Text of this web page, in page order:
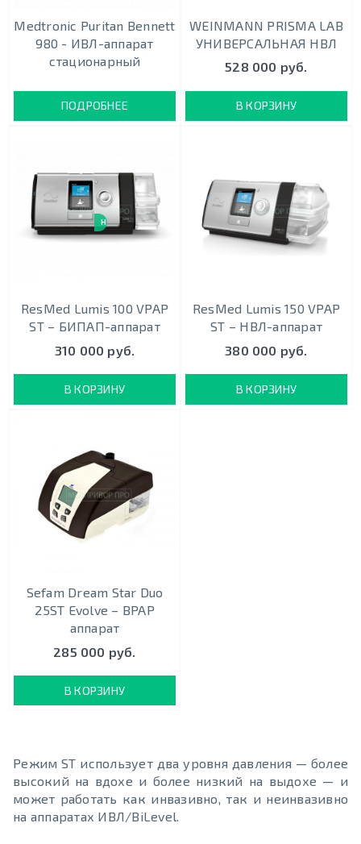
Medtronic Puritan Bennett
980 - ИВЛ-аппарат
стационарный
ПОДРОБНЕЕ
WEINMANN PRISMA LAB
УНИВЕРСАЛЬНАЯ НВЛ
528 000 руб.
В КОРЗИНУ
НОВИНКА
ResMed Lumis 100 VPAP
ST – БИПАП-аппарат
310 000 руб.
В КОРЗИНУ
ResMed Lumis 150 VPAP
ST – НВЛ-аппарат
380 000 руб.
В КОРЗИНУ
Sefam Dream Star Duo
25ST Evolve – BPAP
аппарат
285 000 руб.
В КОРЗИНУ
Режим ST использует два уровня давления — более
высокий на вдохе и более низкий на выдохе — и
может работать как инвазивно, так и неинвазивно
на аппаратах ИВЛ/BiLevel.